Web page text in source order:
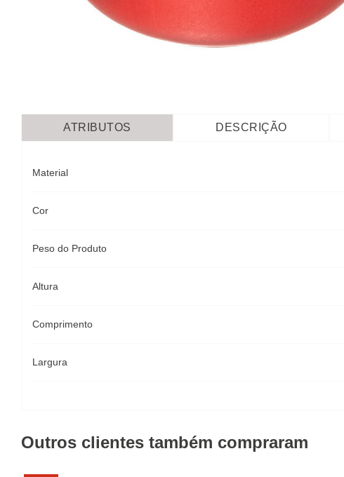
ATRIBUTOS DESCRIÇÃO
Material
Cor
Peso do Produto
Altura
Comprimento
Largura
Outros clientes também compraram